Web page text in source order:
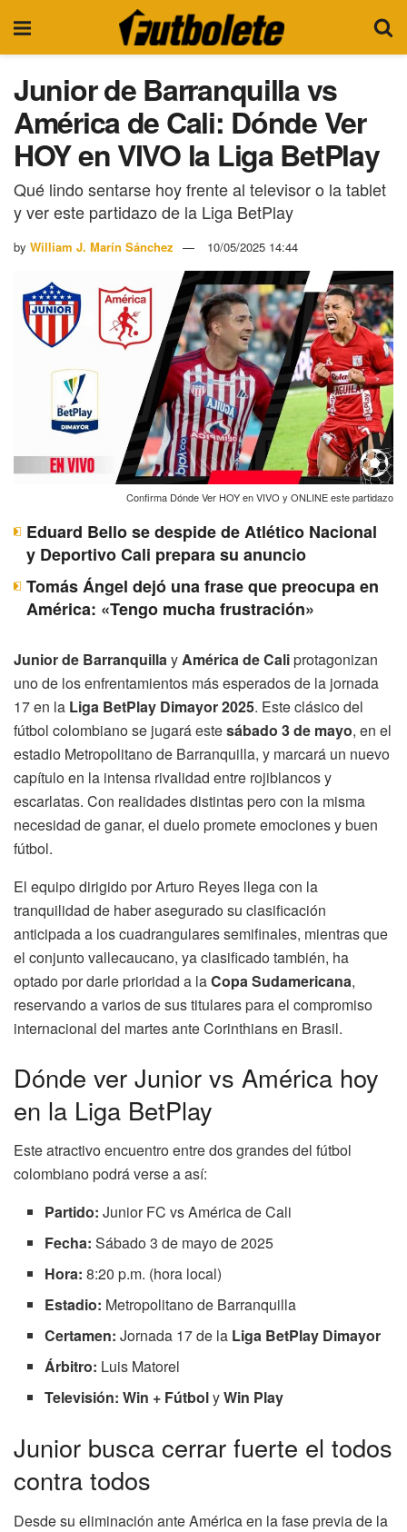
Junior de Barranquilla vs
América de Cali: Dónde Ver
HOY en VIVO la Liga BetPlay
Qué lindo sentarse hoy frente al televisor o la tablet
y ver este partidazo de la Liga BetPlay
by William J. Marín Sánchez 10/05/2025 14:44
Confirma Dónde Ver HOY en VIVO y ONLINE este partidazo
Eduard Bello se despide de Atlético Nacional
y Deportivo Cali prepara su anuncio
Tomás Ángel dejó una frase que preocupa en
América: «Tengo mucha frustración»
Junior de BarranquillayAmérica de Caliprotagonizan
uno de los enfrentamientos más esperados de la jornada
17 en la Liga BetPlay Dimayor 2025. Este clásico del
fútbol colombiano se jugará estesábado 3 de mayo, en el
estadio Metropolitano de Barranquilla, y marcará un nuevo
capítulo en la intensa rivalidad entre rojiblancos y
escarlatas. Con realidades distintas pero con la misma
necesidad de ganar, el duelo promete emociones y buen
fútbol.
El equipo dirigido por Arturo Reyes llega con la
tranquilidad de haber asegurado su clasificación
anticipada a los cuadrangulares semifinales, mientras que
el conjunto vallecaucano, ya clasificado también, ha
optado por darle prioridad a laCopa Sudamericana,
reservando a varios de sus titulares para el compromiso
internacional del martes ante Corinthians en Brasil.
Dónde ver Junior vs América hoy
en la Liga BetPlay
Este atractivo encuentro entre dos grandes del fútbol
colombiano podrá verse a así:
Partido: Junior FC vs América de Cali
Fecha: Sábado 3 de mayo de 2025
Hora: 8:20 p.m. (hora local)
Estadio: Metropolitano de Barranquilla
Certamen: Jornada 17 de la Liga BetPlay Dimayor
Árbitro: Luis Matorel
Televisión: Win + FútbolyWin Play
Junior busca cerrar fuerte el todos
contra todos
Desde su eliminación ante América en la fase previa de la